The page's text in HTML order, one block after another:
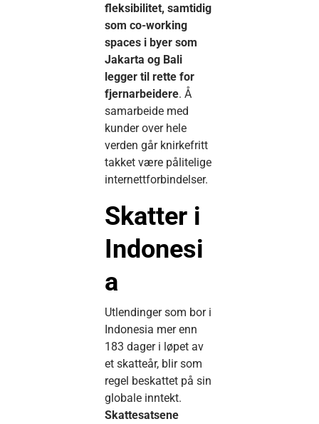
fleksibilitet, samtidig
som co-working
spaces i byer som
Jakarta og Bali
legger til rette for
fjernarbeidere. Å
samarbeide med
kunder over hele
verden går knirkefritt
takket være pålitelige
internettforbindelser.
Skatter i
Indonesi
a
Utlendinger som bor i
Indonesia mer enn
183 dager i løpet av
et skatteår, blir som
regel beskattet på sin
globale inntekt.
Skattesatsene